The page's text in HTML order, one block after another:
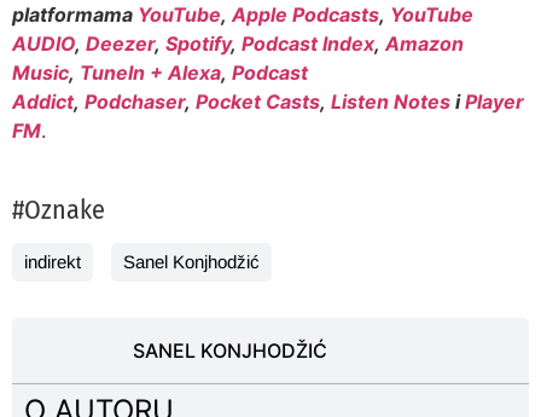
platformama YouTube,Apple Podcasts, YouTube
AUDIO, Deezer, Spotify, Podcast Index,Amazon
Music, TuneIn + Alexa, Podcast
Addict, Podchaser, Pocket Casts, Listen Notes iPlayer
FM.
#Oznake
indirekt Sanel Konjhodžić
SANEL KONJHODŽIĆ
O AUTORU